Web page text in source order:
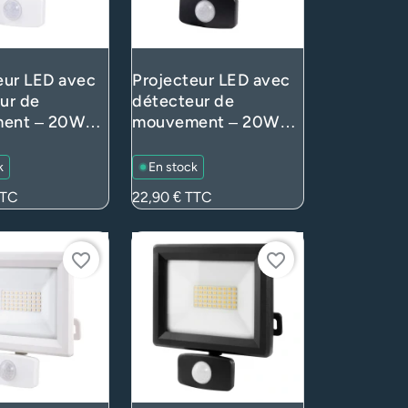
LED avec
de
– 20W
rapide –
(extérieur)
Projecteur LED avec
détecteur de
mouvement – 20W
– Orientable,
connecteur rapide –
IP65 Noir (extérieur)
En stock
Prix
22,90 € TTC
favorite_border favorite_border